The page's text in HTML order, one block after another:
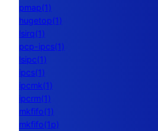
pmap(1)
hugetop(1)
lsirq(1)
pcp-ipcs(1)
lsipc(1)
ipcs(1)
ipcmk(1)
ipcrm(1)
mkfifo(1)
mkfifo(1p)